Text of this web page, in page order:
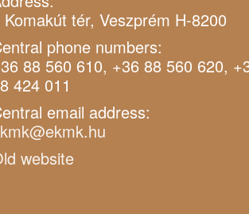
Komakút tér, Veszprém H-8200
phone numbers:
88 560 610, +36 88 560 620,
424 011
email address:
website